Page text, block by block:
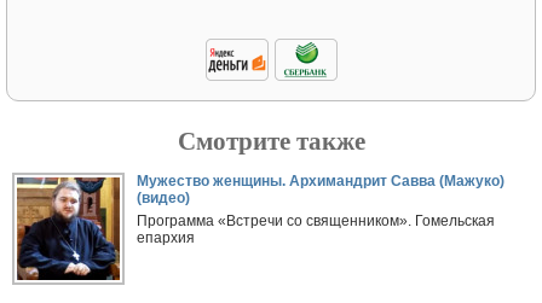
Смотрите также
Мужество женщины. Архимандрит Савва (Мажуко)
(видео)
Программа «Встречи со священником». Гомельская
епархия